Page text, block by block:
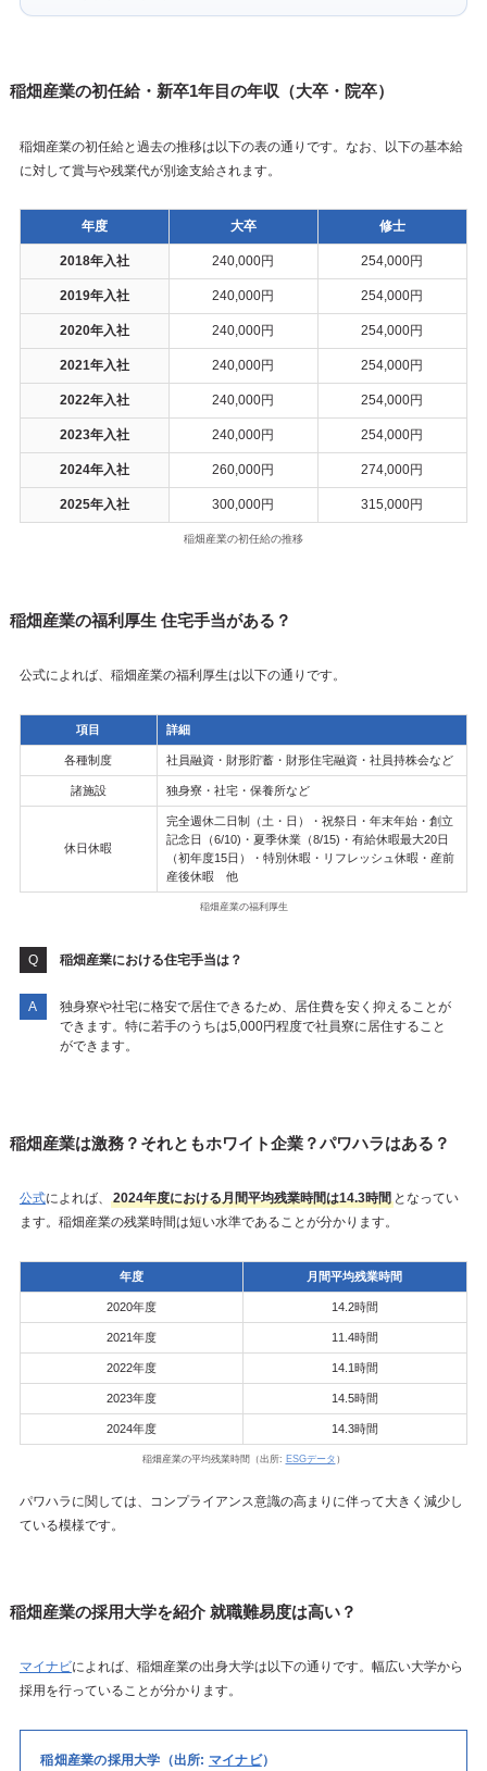
稲畑産業の初任給・新卒1年目の年収（大卒・院卒）
稲畑産業の初任給と過去の推移は以下の表の通りです。なお、以下の基本給
に対して賞与や残業代が別途支給されます。
年度 大卒 修士
2018年入社 240,000円 254,000円
2019年入社 240,000円 254,000円
2020年入社 240,000円 254,000円
2021年入社 240,000円 254,000円
2022年入社 240,000円 254,000円
2023年入社 240,000円 254,000円
2024年入社 260,000円 274,000円
2025年入社 300,000円 315,000円
稲畑産業の初任給の推移
稲畑産業の福利厚生 住宅手当がある？
公式によれば、稲畑産業の福利厚生は以下の通りです。
項目 詳細
各種制度 社員融資・財形貯蓄・財形住宅融資・社員持株会など
諸施設 独身寮・社宅・保養所など
休日休暇
完全週休二日制（土・日）・祝祭日・年末年始・創立
記念日（6/10)・夏季休業（8/15)・有給休暇最大20日
（初年度15日）・特別休暇・リフレッシュ休暇・産前
産後休暇 他
稲畑産業の福利厚生
稲畑産業における住宅手当は？
独身寮や社宅に格安で居住できるため、居住費を安く抑えることが
できます。特に若手のうちは5,000円程度で社員寮に居住すること
ができます。
稲畑産業は激務？それともホワイト企業？パワハラはある？
公式によれば、 2024年度における月間平均残業時間は14.3時間となってい
ます。稲畑産業の残業時間は短い水準であることが分かります。
年度 月間平均残業時間
2020年度 14.2時間
2021年度 11.4時間
2022年度 14.1時間
2023年度 14.5時間
2024年度 14.3時間
稲畑産業の平均残業時間（出所: ESGデータ ）
パワハラに関しては、コンプライアンス意識の高まりに伴って大きく減少し
ている模様です。
稲畑産業の採用大学を紹介 就職難易度は高い？
マイナビによれば、稲畑産業の出身大学は以下の通りです。幅広い大学から
採用を行っていることが分かります。
稲畑産業の採用大学（出所: マイナビ）